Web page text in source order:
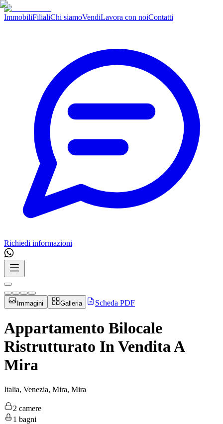
ImmobiliFilialiChi siamoVendiLavora con noiContatti
Richiedi informazioni
Immagini Galleria Scheda PDF
Appartamento Bilocale
Ristrutturato In Vendita A
Mira
Italia, Venezia, Mira, Mira
2 camere
1 bagni